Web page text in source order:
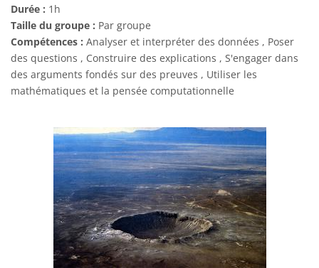
Durée : 1h
Taille du groupe : Par groupe
Compétences : Analyser et interpréter des données , Poser
des questions , Construire des explications , S'engager dans
des arguments fondés sur des preuves , Utiliser les
mathématiques et la pensée computationnelle